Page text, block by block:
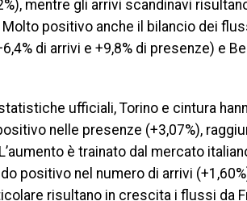
mentre gli arrivi scandinavi
positivo anche il bilancio dei
di arrivi e +9,8% di presenze) e
ufficiali, Torino e cintura
nelle presenze (+3,07%),
è trainato dal mercato
positivo nel numero di arrivi
risultano in crescita i flussi da